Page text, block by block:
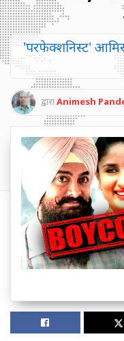
'परफेक्शनिस्ट'
द्वाराAnimesh